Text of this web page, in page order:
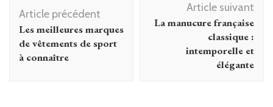
d'article
Article précédent
Les meilleures marques
de vêtements de sport
à connaître
Article suivant
La manucure française
classique :
intemporelle et
élégante